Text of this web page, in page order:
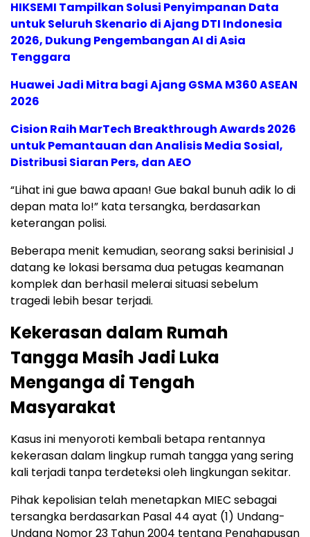
HIKSEMI Tampilkan Solusi Penyimpanan Data
untuk Seluruh Skenario di Ajang DTI Indonesia
2026, Dukung Pengembangan AI di Asia
Tenggara
Huawei Jadi Mitra bagi Ajang GSMA M360 ASEAN
2026
Cision Raih MarTech Breakthrough Awards 2026
untuk Pemantauan dan Analisis Media Sosial,
Distribusi Siaran Pers, dan AEO
“Lihat ini gue bawa apaan! Gue bakal bunuh adik lo di
depan mata lo!” kata tersangka, berdasarkan
keterangan polisi.
Beberapa menit kemudian, seorang saksi berinisial J
datang ke lokasi bersama dua petugas keamanan
komplek dan berhasil melerai situasi sebelum
tragedi lebih besar terjadi.
Kekerasan dalam Rumah
Tangga Masih Jadi Luka
Menganga di Tengah
Masyarakat
Kasus ini menyoroti kembali betapa rentannya
kekerasan dalam lingkup rumah tangga yang sering
kali terjadi tanpa terdeteksi oleh lingkungan sekitar.
Pihak kepolisian telah menetapkan MIEC sebagai
tersangka berdasarkan Pasal 44 ayat (1) Undang-
Undang Nomor 23 Tahun 2004 tentang Penghapusan